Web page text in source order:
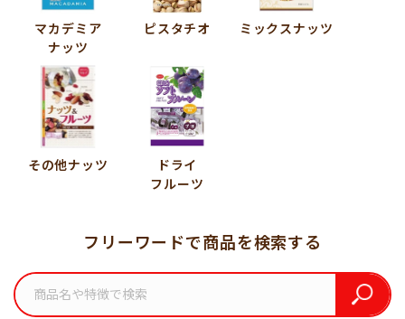
マカデミア
ナッツ
ピスタチオ ミックスナッツ
その他ナッツ
ドライ
フルーツ
フリーワードで商品を検索する